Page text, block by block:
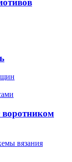
воротником
вязания